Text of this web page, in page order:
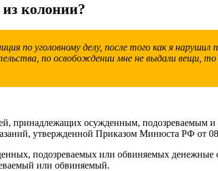
колонии?
по уголовному делу, после того как я
по освобождении мне не выдали вещи,
принадлежащих осужденным, подозреваемым
утвержденной Приказом Минюста РФ от
подозреваемых или обвиняемых денежные
или обвиняемый.